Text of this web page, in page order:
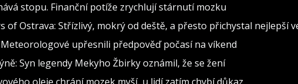
stopu. Finanční potíže zrychlují stárnutí mozku
of Ostrava: Střízlivý, mokrý od deště, a přesto přichystal nejlepší
upřesnili předpověď počasí na víkend
Syn legendy Mekyho Žbirky oznámil, že se žení